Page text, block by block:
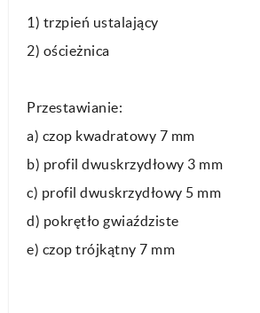
1) trzpień ustalający
2) ościeżnica
Przestawianie:
a) czop kwadratowy 7 mm
b) profil dwuskrzydłowy 3 mm
c) profil dwuskrzydłowy 5 mm
d) pokrętło gwiaździste
e) czop trójkątny 7 mm